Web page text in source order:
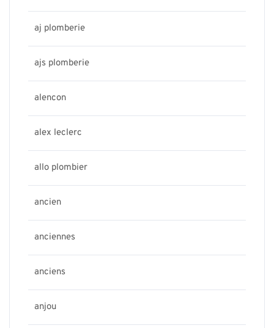
aj plomberie
ajs plomberie
alencon
alex leclerc
allo plombier
ancien
anciennes
anciens
anjou